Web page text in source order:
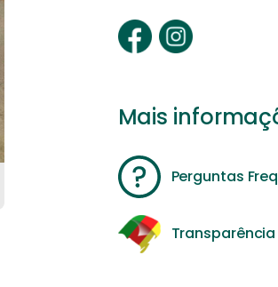
Mais
Perguntas
Transparência